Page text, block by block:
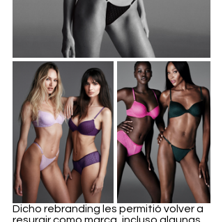
Dicho rebranding les permitió volver a